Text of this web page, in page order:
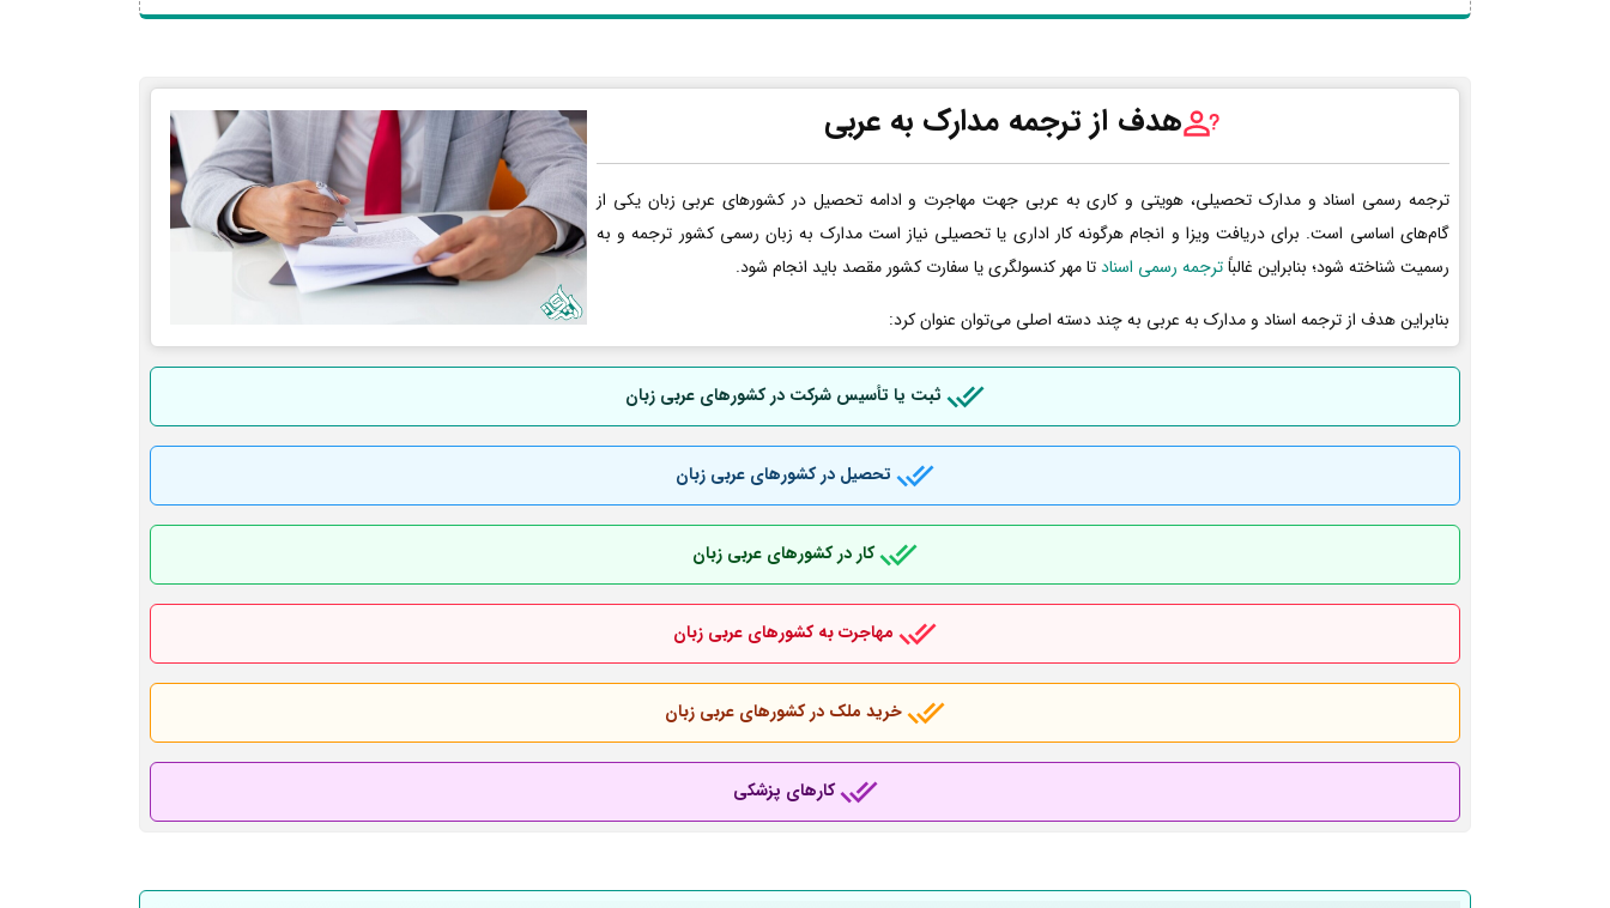
هدف از ترجمه مدارک به عربی
ترجمه رسمی اسناد و مدارک تحصیلی، هویتی و کاری به عربی جهت مهاجرت و ادامه تحصیل در کشورهای عربی زبان یکی از
گام‌های اساسی است. برای دریافت ویزا و انجام هرگونه کار اداری یا تحصیلی نیاز است مدارک به زبان رسمی کشور ترجمه و به
رسمیت شناخته شود؛ بنابراین غالباًترجمه رسمی اسنادتا مهر کنسولگری یا سفارت کشور مقصد باید انجام شود.
بنابراین هدف از ترجمه اسناد و مدارک به عربی به چند دسته اصلی می‌توان عنوان کرد:
ثبت یا تأسیس شرکت در کشورهای عربی زبان
تحصیل در کشورهای عربی زبان
کار در کشورهای عربی زبان
مهاجرت به کشورهای عربی زبان
خرید ملک در کشورهای عربی زبان
کارهای پزشکی